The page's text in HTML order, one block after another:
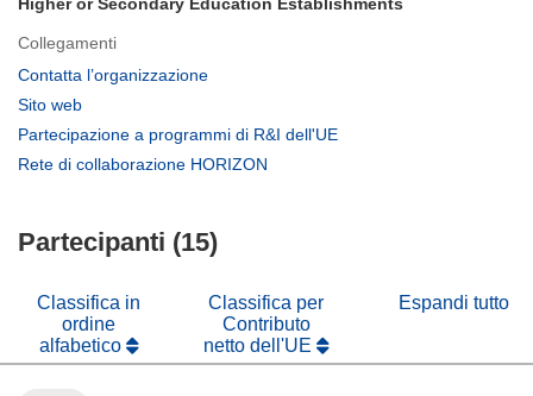
Collegamenti
Contatta l’organizzazione
nuova
Sito web
apre
finestra)
Partecipazione a programmi di R&I dell'UE
Rete di collaborazione HORIZON
Partecipanti (15)
Classifica in
ordine
alfabetico
Classifica per
Contributo
netto dell'UE
Espandi tutto